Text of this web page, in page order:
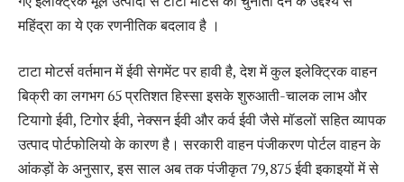
महिंद्रा का ये एक रणनीतिक बदलाव है ।
टाटा मोटर्स वर्तमान में ईवी सेगमेंट पर हावी है, देश में कुल इलेक्ट्रिक वाहन
बिक्री का लगभग 65 प्रतिशत हिस्सा इसके शुरुआती-चालक लाभ और
टियागो ईवी, टिगोर ईवी, नेक्सन ईवी और कर्व ईवी जैसे मॉडलों सहित व्यापक
उत्पाद पोर्टफोलियो के कारण है। सरकारी वाहन पंजीकरण पोर्टल वाहन के
आंकड़ों के अनुसार, इस साल अब तक पंजीकृत 79,875 ईवी इकाइयों में से